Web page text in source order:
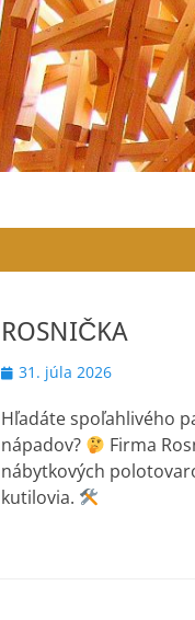
ROSNIČKA
Posted
31. júla 2026
Hľadáte spoľahlivého
nápadov?
Firma
nábytkových
kutilovia.